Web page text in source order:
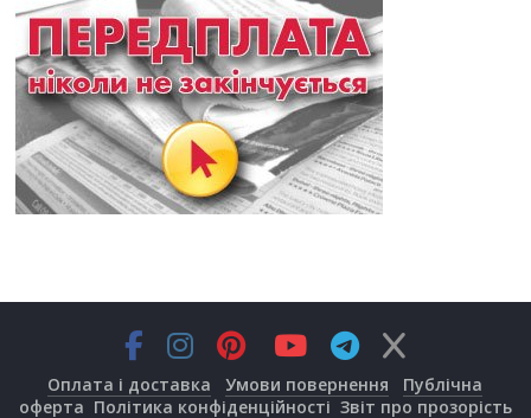
Оплата і доставка Умови повернення
Публічна
оферта Політика конфіденційності Звіт про прозорість